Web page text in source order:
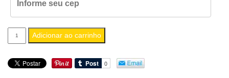
quadro
a4
black
Adicionar ao carrinho